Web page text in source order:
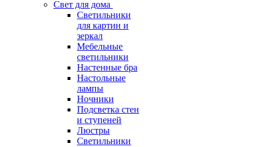
Свет для дома
Светильники
для картин и
зеркал
Мебельные
светильники
Настенные бра
Настольные
лампы
Ночники
Подсветка стен
и ступеней
Люстры
Светильники